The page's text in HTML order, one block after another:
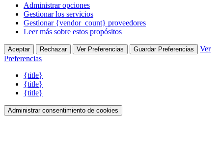
Administrar opciones
Gestionar los servicios
Gestionar {vendor_count} proveedores
Leer más sobre estos propósitos
Aceptar Rechazar Ver Preferencias Guardar Preferencias
Ver
Preferencias
{title}
{title}
{title}
Administrar consentimiento de cookies